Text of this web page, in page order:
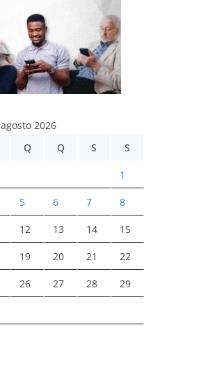
agosto 2026
Q Q S S
1
5 6 7 8
12 13 14 15
19 20 21 22
26 27 28 29